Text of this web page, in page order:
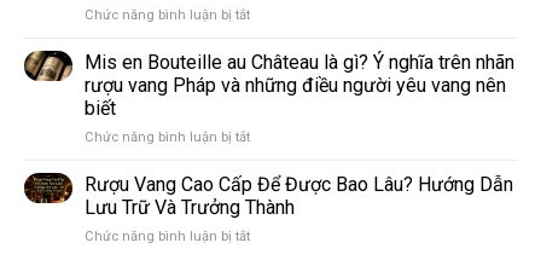
thế
Nhau
Thế
Nào?
So
Dễ
Hiểu
Người
Chức năng bình luận bị tắtở
và
Lalande
de
Điểm
khác
nhau
vì
Mis en Bouteille au Château là gì? Ý nghĩa trên nhãn
rượu vang Pháp và những điều người yêu vang nên
biết
Chức năng bình luận bị tắtở
en
Bouteille
au
Château
Rượu Vang Cao Cấp Để Được Bao Lâu? Hướng Dẫn
Lưu Trữ Và Trưởng Thành
Chức năng bình luận bị tắtở